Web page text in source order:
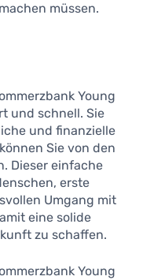
müssen.
Young
und schnell. Sie
und finanzielle
Sie von den
Dieser einfache
erste
Umgang mit
eine solide
zu schaffen.
Young